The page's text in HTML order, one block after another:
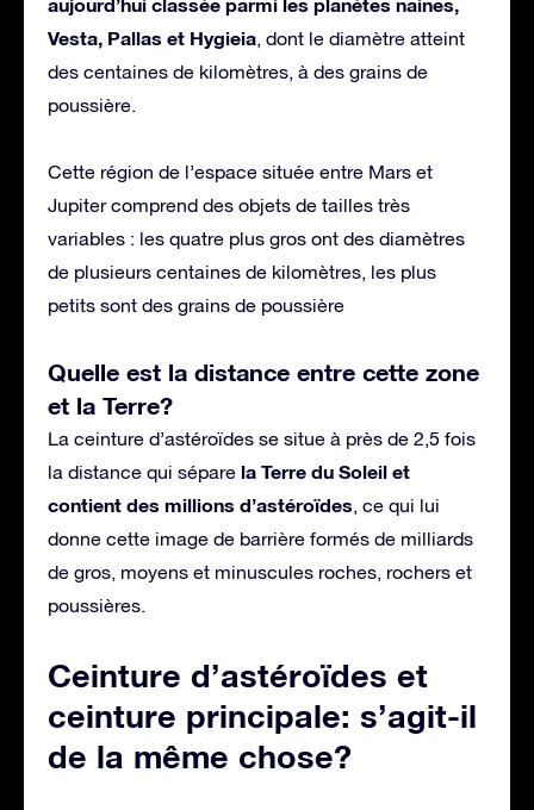
Vesta, Pallas et Hygieia, dont le diamètre atteint
des centaines de kilomètres, à des grains de
poussière.
Cette région de l’espace située entre Mars et
Jupiter comprend des objets de tailles très
variables : les quatre plus gros ont des diamètres
de plusieurs centaines de kilomètres, les plus
petits sont des grains de poussière
Quelle est la distance entre cette zone
et la Terre?
La ceinture d’astéroïdes se situe à près de 2,5 fois
la distance qui sépare la Terre du Soleil et
contient des millions d’astéroïdes, ce qui lui
donne cette image de barrière formés de milliards
de gros, moyens et minuscules roches, rochers et
poussières.
Ceinture d’astéroïdes et
ceinture principale: s’agit-il
de la même chose?